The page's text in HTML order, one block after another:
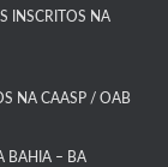
INSCRITOS NA
NA CAASP / OAB
BAHIA – BA​